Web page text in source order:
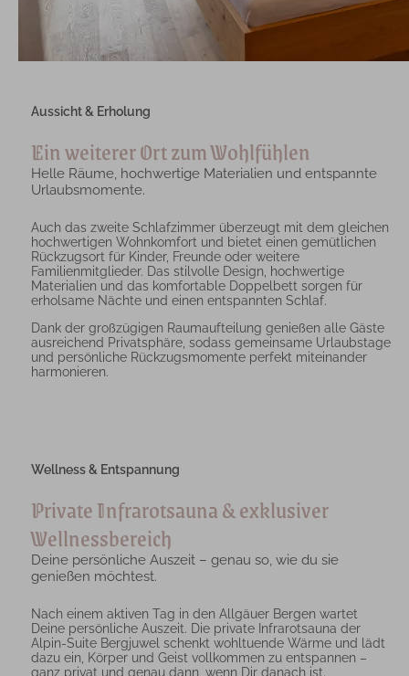
Aussicht & Erholung
Ein weiterer Ort zum Wohlfühlen
Helle Räume, hochwertige Materialien und entspannte
Urlaubsmomente.
Auch das zweite Schlafzimmer überzeugt mit dem gleichen
hochwertigen Wohnkomfort und bietet einen gemütlichen
Rückzugsort für Kinder, Freunde oder weitere
Familienmitglieder. Das stilvolle Design, hochwertige
Materialien und das komfortable Doppelbett sorgen für
erholsame Nächte und einen entspannten Schlaf.
Dank der großzügigen Raumaufteilung genießen alle Gäste
ausreichend Privatsphäre, sodass gemeinsame Urlaubstage
und persönliche Rückzugsmomente perfekt miteinander
harmonieren.
Wellness & Entspannung
Private Infrarotsauna & exklusiver
Wellnessbereich
Deine persönliche Auszeit – genau so, wie du sie
genießen möchtest.
Nach einem aktiven Tag in den Allgäuer Bergen wartet
Deine persönliche Auszeit. Die private Infrarotsauna der
Alpin-Suite Bergjuwel schenkt wohltuende Wärme und lädt
dazu ein, Körper und Geist vollkommen zu entspannen –
ganz privat und genau dann, wenn Dir danach ist.